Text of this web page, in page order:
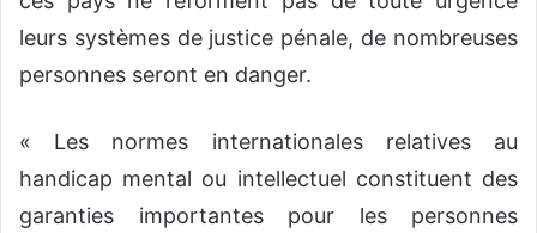
leurs systèmes de justice pénale, de nombreuses
personnes seront en danger.
« Les normes internationales relatives au
handicap mental ou intellectuel constituent des
garanties importantes pour les personnes